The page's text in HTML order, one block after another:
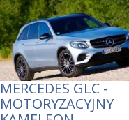
MERCEDES GLC -
MOTORYZACYJNY